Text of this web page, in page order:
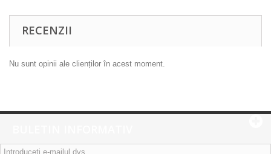
RECENZII
Nu sunt opinii ale clienților în acest moment.